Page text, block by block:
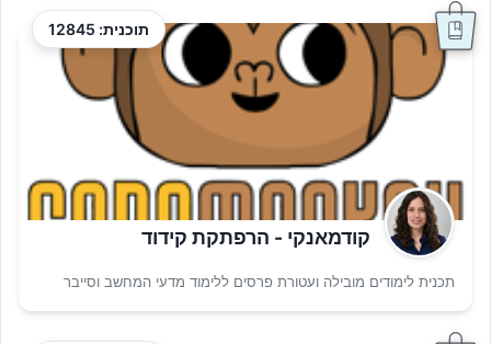
תוכנית: 12845
קודמאנקי - הרפתקת קידוד
תכנית לימודים מובילה ועטורת פרסים ללימוד מדעי המחשב וסייבר